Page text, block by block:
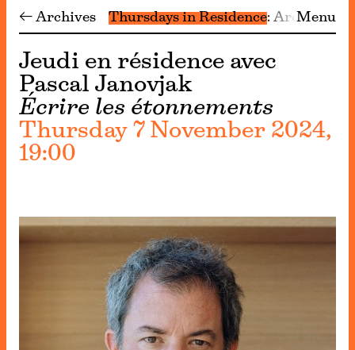
← Archives Thursdays in Residence Archive
Menu
Jeudi en résidence avec
Pascal Janovjak
Écrire les étonnements
Thursday 7 November 2024,
19:00